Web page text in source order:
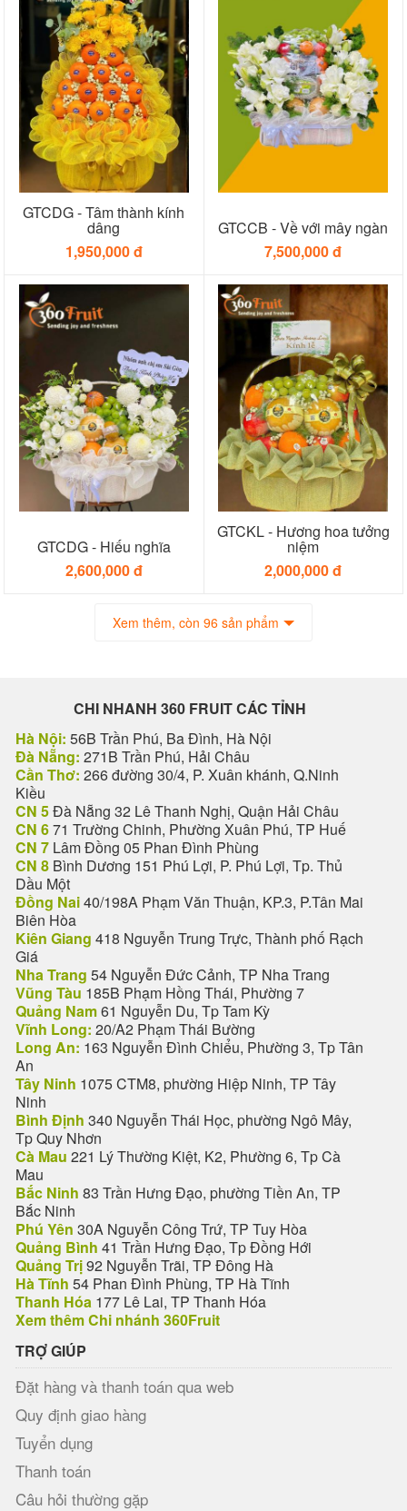
GTCDG - Tâm thành kính
dâng
1,950,000 đ
GTCCB - Về với mây ngàn
7,500,000 đ
GTCDG - Hiếu nghĩa
2,600,000 đ
GTCKL - Hương hoa tưởng
niệm
2,000,000 đ
Xem thêm, còn 96 sản phẩm
CHI NHANH 360 FRUIT CÁC TỈNH
Hà Nội: 56B Trần Phú, Ba Đình, Hà Nội
Đà Nẵng: 271B Trần Phú, Hải Châu
Cần Thơ: 266 đường 30/4, P. Xuân khánh, Q.Ninh
Kiều
CN 5Đà Nẵng 32 Lê Thanh Nghị, Quận Hải Châu
CN 671 Trường Chinh, Phường Xuân Phú, TP Huế
CN 7 Lâm Đồng 05 Phan Đình Phùng
CN 8 Bình Dương 151 Phú Lợi, P. Phú Lợi, Tp. Thủ
Dầu Một
Đồng Nai40/198A Phạm Văn Thuận, KP.3, P.Tân Mai
Biên Hòa
Kiên Giang 418 Nguyễn Trung Trực, Thành phố Rạch
Giá
Nha Trang 54 Nguyễn Đức Cảnh, TP Nha Trang
Vũng Tàu 185B Phạm Hồng Thái, Phường 7
Quảng Nam61 Nguyễn Du, Tp Tam Kỳ
Vĩnh Long: 20/A2 Phạm Thái Bường
Long An: 163 Nguyễn Đình Chiểu, Phường 3, Tp Tân
An
Tây Ninh 1075 CTM8, phường Hiệp Ninh, TP Tây
Ninh
Bình Định 340 Nguyễn Thái Học, phường Ngô Mây,
Tp Quy Nhơn
Cà Mau 221 Lý Thường Kiệt, K2, Phường 6, Tp Cà
Mau
Bắc Ninh 83 Trần Hưng Đạo, phường Tiền An, TP
Bắc Ninh
Phú Yên 30A Nguyễn Công Trứ, TP Tuy Hòa
Quảng Bình 41 Trần Hưng Đạo, Tp Đồng Hới
Quảng Trị92 Nguyễn Trãi, TP Đông Hà
Hà Tĩnh 54 Phan Đình Phùng, TP Hà Tĩnh
Thanh Hóa 177 Lê Lai, TP Thanh Hóa
Xem thêm Chi nhánh 360Fruit
TRỢ GIÚP
Đặt hàng và thanh toán qua web
Quy định giao hàng
Tuyển dụng
Thanh toán
Câu hỏi thường gặp